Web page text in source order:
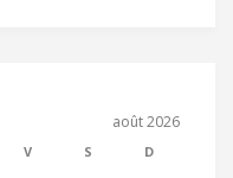
août 2026
V S D